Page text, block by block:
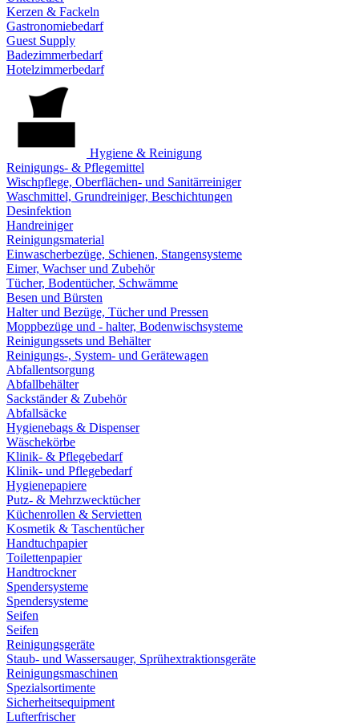
Kerzen & Fackeln
Gastronomiebedarf
Guest Supply
Badezimmerbedarf
Hotelzimmerbedarf
Hygiene & Reinigung
Reinigungs- & Pflegemittel
Wischpflege, Oberflächen- und Sanitärreiniger
Waschmittel, Grundreiniger, Beschichtungen
Desinfektion
Handreiniger
Reinigungsmaterial
Einwascherbezüge, Schienen, Stangensysteme
Eimer, Wachser und Zubehör
Tücher, Bodentücher, Schwämme
Besen und Bürsten
Halter und Bezüge, Tücher und Pressen
Moppbezüge und - halter, Bodenwischsysteme
Reinigungssets und Behälter
Reinigungs-, System- und Gerätewagen
Abfallentsorgung
Abfallbehälter
Sackständer & Zubehör
Abfallsäcke
Hygienebags & Dispenser
Wäschekörbe
Klinik- & Pflegebedarf
Klinik- und Pflegebedarf
Hygienepapiere
Putz- & Mehrzwecktücher
Küchenrollen & Servietten
Kosmetik & Taschentücher
Handtuchpapier
Toilettenpapier
Handtrockner
Spendersysteme
Spendersysteme
Seifen
Seifen
Reinigungsgeräte
Staub- und Wassersauger, Sprühextraktionsgeräte
Reinigungsmaschinen
Spezialsortimente
Sicherheitsequipment
Lufterfrischer